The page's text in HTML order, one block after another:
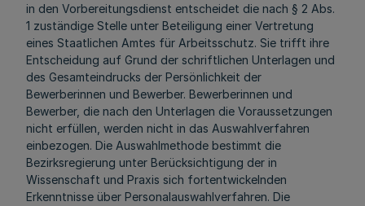
in den Vorbereitungsdienst entscheidet die nach § 2 Abs.
1 zuständige Stelle unter Beteiligung einer Vertretung
eines Staatlichen Amtes für Arbeitsschutz. Sie trifft ihre
Entscheidung auf Grund der schriftlichen Unterlagen und
des Gesamteindrucks der Persönlichkeit der
Bewerberinnen und Bewerber. Bewerberinnen und
Bewerber, die nach den Unterlagen die Voraussetzungen
nicht erfüllen, werden nicht in das Auswahlverfahren
einbezogen. Die Auswahlmethode bestimmt die
Bezirksregierung unter Berücksichtigung der in
Wissenschaft und Praxis sich fortentwickelnden
Erkenntnisse über Personalauswahlverfahren. Die